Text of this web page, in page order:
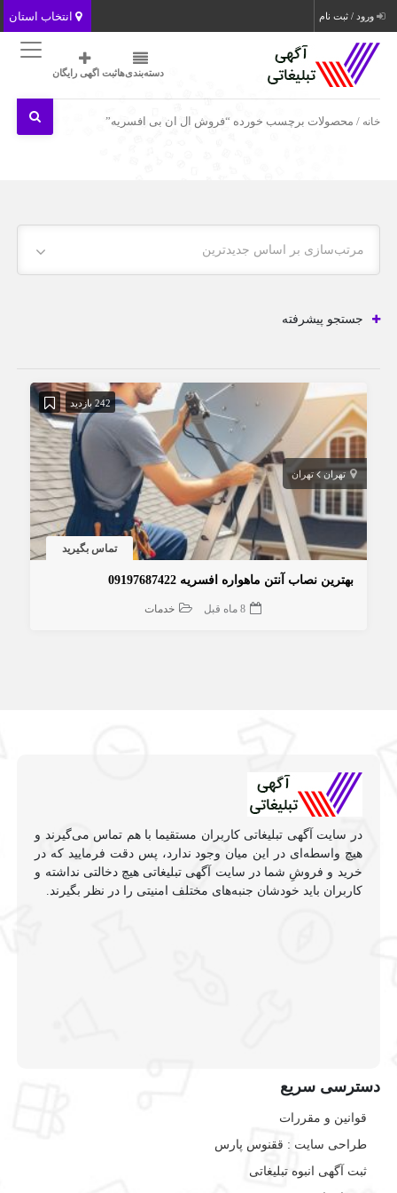
انتخاب استان ورود / ثبت نام
دسته‌بندی‌هاثبت اگهی رایگان
خانه / محصولات برچسب خورده “فروش ال ان بی افسریه”
مرتب‌سازی بر اساس جدیدترین
جستجو پیشرفته
242 بازدید
تهران تهران
تماس بگیرید
بهترین نصاب آنتن ماهواره افسریه 09197687422
8 ماه قبل خدمات
در سایت آگهی تبلیغاتی کاربران مستقیما با هم تماس می‌گیرند و
هیچ واسطه‌ای در این میان وجود ندارد، پس دقت فرمایید که در
خرید و فروشِ شما در سایت آگهی تبلیغاتی هیچ دخالتی نداشته و
کاربران باید خودشان جنبه‌های مختلف امنیتی را در نظر بگیرند.
دسترسی سریع
قوانین و مقررات
طراحی سایت : ققنوس پارس
ثبت آگهی انبوه تبلیغاتی